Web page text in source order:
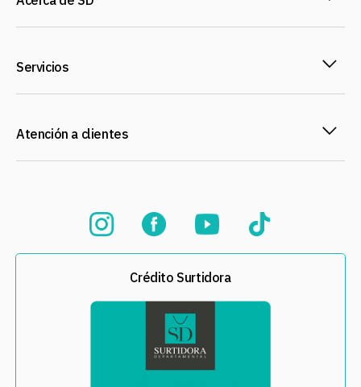
Servicios
Atención a clientes
Crédito Surtidora